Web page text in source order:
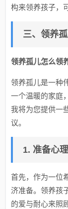
构来领养孩子，
三、领养
领养孤儿怎么领
领养孤儿是一种
一个温暖的家庭
我将为您提供一
议。
1. 准备心
首先，作为一位
济准备。领养孩
的爱与耐心来照